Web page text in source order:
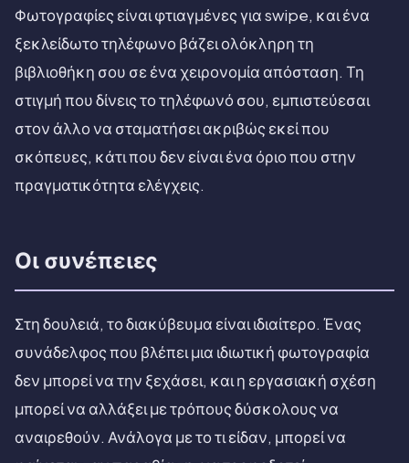
Φωτογραφίες είναι φτιαγμένες για swipe, και ένα
ξεκλείδωτο τηλέφωνο βάζει ολόκληρη τη
βιβλιοθήκη σου σε ένα χειρονομία απόσταση. Τη
στιγμή που δίνεις το τηλέφωνό σου, εμπιστεύεσαι
στον άλλο να σταματήσει ακριβώς εκεί που
σκόπευες, κάτι που δεν είναι ένα όριο που στην
πραγματικότητα ελέγχεις.
Οι συνέπειες
Στη δουλειά, το διακύβευμα είναι ιδιαίτερο. Ένας
συνάδελφος που βλέπει μια ιδιωτική φωτογραφία
δεν μπορεί να την ξεχάσει, και η εργασιακή σχέση
μπορεί να αλλάξει με τρόπους δύσκολους να
αναιρεθούν. Ανάλογα με το τι είδαν, μπορεί να